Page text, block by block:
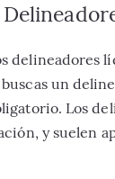
delineadores
buscas un
Los
y suelen